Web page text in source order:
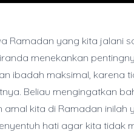
Ramadan yang kita jalani
menekankan
ibadah maksimal, karena
Beliau mengingatkan
kita di Ramadan inilah
hati agar kita tidak